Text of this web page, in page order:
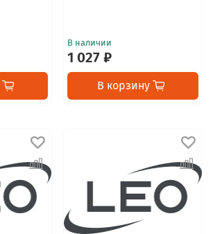
В наличии
1 027 ₽
В корзину